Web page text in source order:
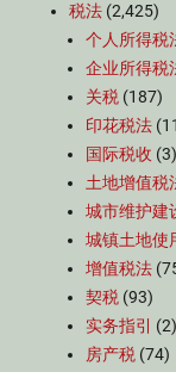
税法 (2,425)
个人所得税
企业所得税
关税 (187)
印花税法
国际税收 (3)
土地增值税
城市维护建
城镇土地使
增值税法
契税 (93)
实务指引
(2)
房产税 (74)